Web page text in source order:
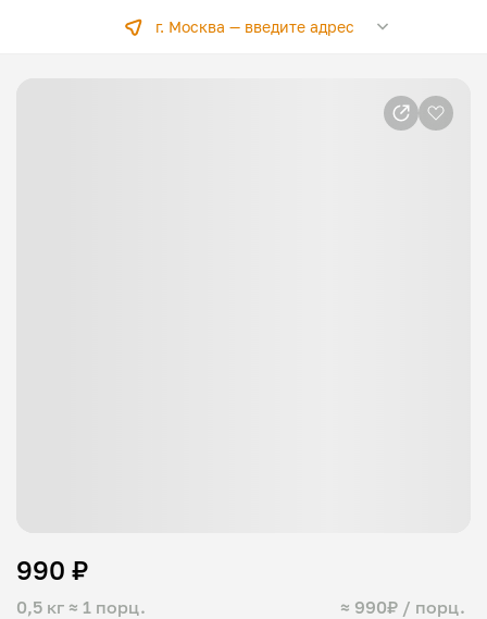
г. Москва —введите адрес
0,5 кг ≈ 1 порц. ≈ 990₽ / порц.
990 ₽